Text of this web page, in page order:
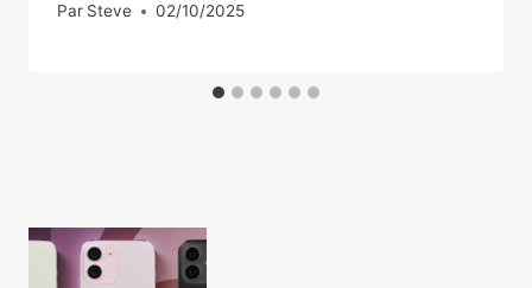
Par Steve 02/10/2025